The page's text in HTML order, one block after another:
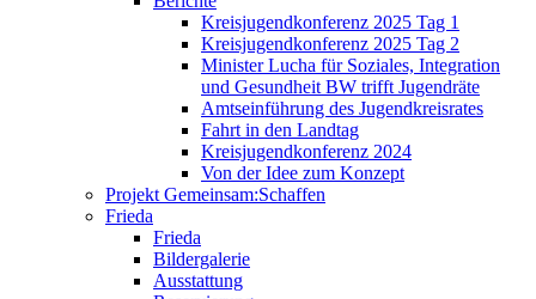
Kreisjugendkonferenz 2025 Tag 1
Kreisjugendkonferenz 2025 Tag 2
Minister Lucha für Soziales, Integration
und Gesundheit BW trifft Jugendräte
Amtseinführung des Jugendkreisrates
Fahrt in den Landtag
Kreisjugendkonferenz 2024
Von der Idee zum Konzept
Projekt Gemeinsam:Schaffen
Frieda
Frieda
Bildergalerie
Ausstattung